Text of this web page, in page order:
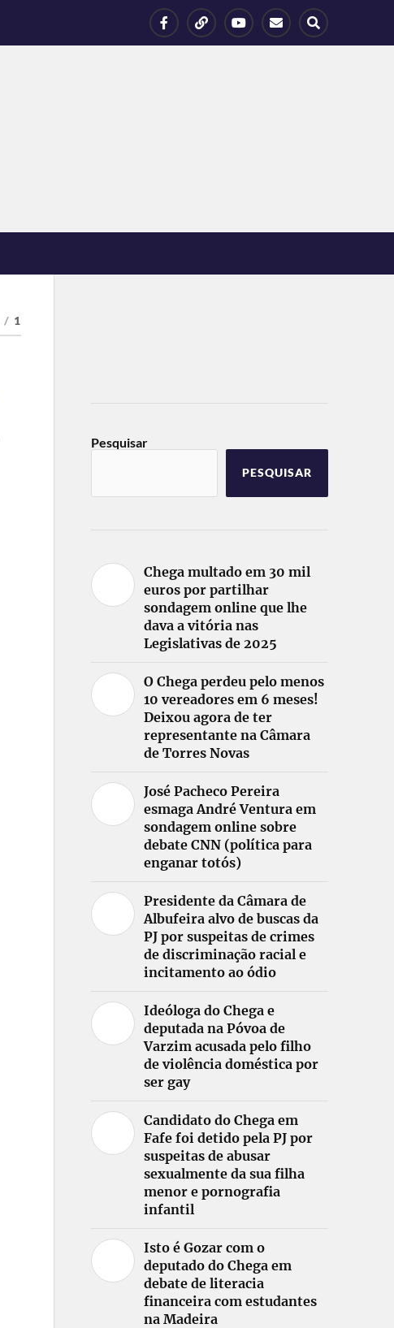
/ 1
Pesquisar
PESQUISAR
Chega multado em 30 mil
euros por partilhar
sondagem online que lhe
dava a vitória nas
Legislativas de 2025
O Chega perdeu pelo menos
10 vereadores em 6 meses!
Deixou agora de ter
representante na Câmara
de Torres Novas
José Pacheco Pereira
esmaga André Ventura em
sondagem online sobre
debate CNN (política para
enganar totós)
Presidente da Câmara de
Albufeira alvo de buscas da
PJ por suspeitas de crimes
de discriminação racial e
incitamento ao ódio
Ideóloga do Chega e
deputada na Póvoa de
Varzim acusada pelo filho
de violência doméstica por
ser gay
Candidato do Chega em
Fafe foi detido pela PJ por
suspeitas de abusar
sexualmente da sua filha
menor e pornografia
infantil
Isto é Gozar com o
deputado do Chega em
debate de literacia
financeira com estudantes
na Madeira